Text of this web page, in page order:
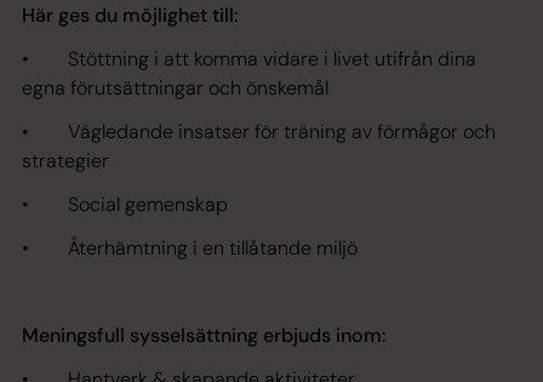
Här ges du möjlighet till:
• Stöttning i att komma vidare i livet utifrån dina
egna förutsättningar och önskemål
• Vägledande insatser för träning av förmågor och
strategier
• Social gemenskap
• Återhämtning i en tillåtande miljö
Meningsfull sysselsättning erbjuds inom: